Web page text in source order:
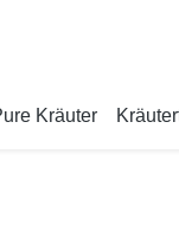
Kräuter